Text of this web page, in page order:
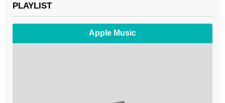
PLAYLIST
Apple Music